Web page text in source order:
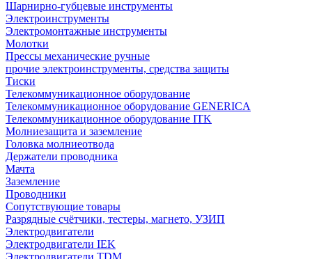
Шарнирно-губцевые инструменты
Электроинструменты
Электромонтажные инструменты
Молотки
Прессы механические ручные
прочие электроинструменты, средства защиты
Тиски
Телекоммуникационное оборудование
Телекоммуникационное оборудование GENERICA
Телекоммуникационное оборудование ITK
Молниезащита и заземление
Головка молниеотвода
Держатели проводника
Мачта
Заземление
Проводники
Сопутствующие товары
Разрядные счётчики, тестеры, магнето, УЗИП
Электродвигатели
Электродвигатели IEK
Электродвигатели TDM